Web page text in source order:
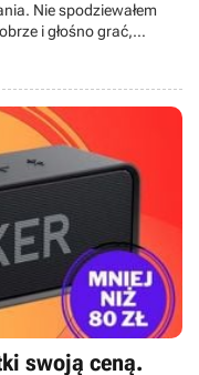
Nie spodziewałem
i głośno grać,
swoją ceną.